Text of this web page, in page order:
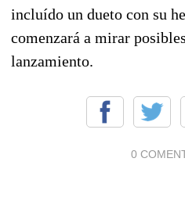
incluído un dueto con su
comenzará a mirar
lanzamiento.
0